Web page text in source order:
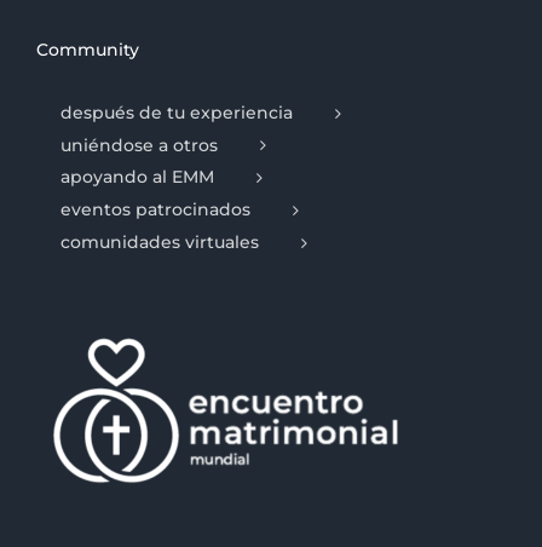
Community
después de tu experiencia
uniéndose a otros
apoyando al EMM
eventos patrocinados
comunidades virtuales